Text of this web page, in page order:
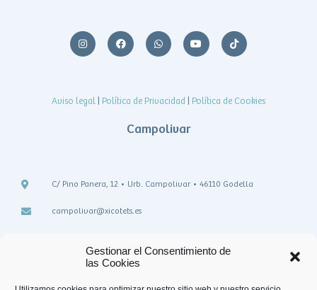
Gestionar el Consentimiento de
las Cookies
Aviso legal Política de Privacidad Política de Cookies
Campolivar
C/ Pino Panera, 12 • Urb. Campolivar • 46110 Godella
campolivar@xicotets.es